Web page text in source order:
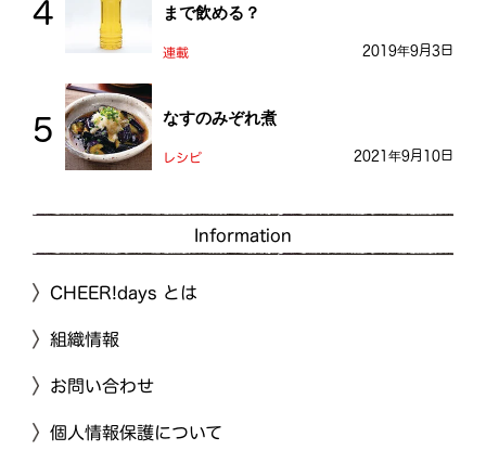
まで飲める？
連載 2019年9月3日
なすのみぞれ煮
レシピ 2021年9月10日
Information
CHEER!days とは
組織情報
お問い合わせ
個人情報保護について